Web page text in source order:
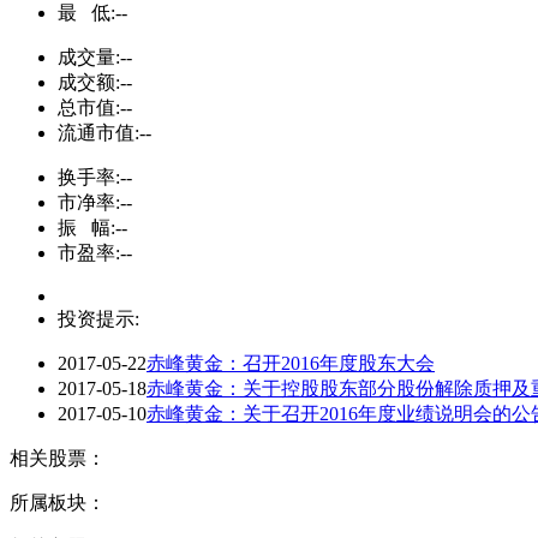
最 低:--
成交量:--
成交额:--
总市值:--
流通市值:--
换手率:--
市净率:--
振 幅:--
市盈率:--
投资提示:
2017-05-22赤峰黄金：召开2016年度股东大会
2017-05-18赤峰黄金：关于控股股东部分股份解除质押及
2017-05-10赤峰黄金：关于召开2016年度业绩说明会的公
相关股票：
所属板块：